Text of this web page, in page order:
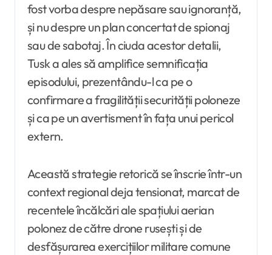
fost vorba despre nepăsare sau ignoranță,
și nu despre un plan concertat de spionaj
sau de sabotaj. În ciuda acestor detalii,
Tusk a ales să amplifice semnificația
episodului, prezentându-l ca pe o
confirmare a fragilității securității poloneze
și ca pe un avertisment în fața unui pericol
extern.
Această strategie retorică se înscrie într-un
context regional deja tensionat, marcat de
recentele încălcări ale spațiului aerian
polonez de către drone rusești și de
desfășurarea exercițiilor militare comune